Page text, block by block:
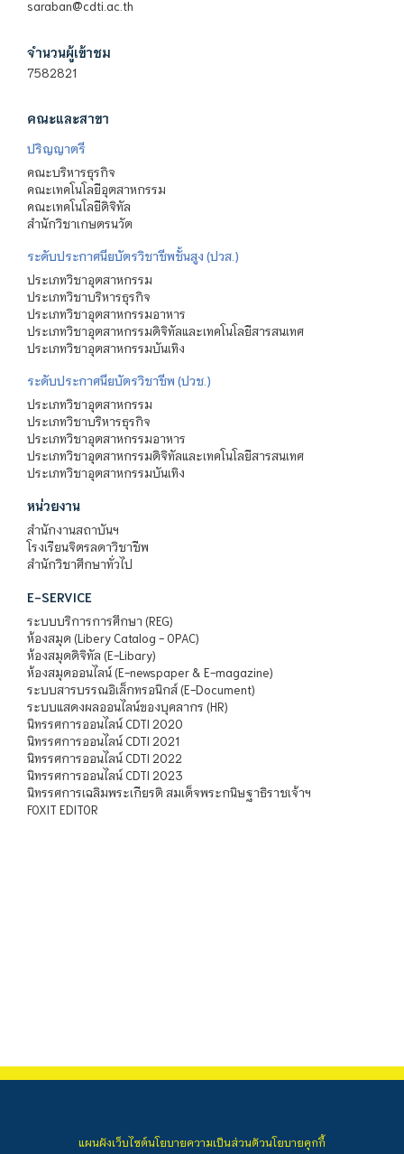
saraban@cdti.ac.th
จำนวนผู้เข้าชม
7582821
คณะและสาขา
ปริญญาตรี
คณะบริหารธุรกิจ
คณะเทคโนโลยีอุตสาหกรรม
คณะเทคโนโลยีดิจิทัล
สำนักวิชาเกษตรนวัต
ระดับประกาศนียบัตรวิชาชีพชั้นสูง (ปวส.)
ประเภทวิชาอุตสาหกรรม
ประเภทวิชาบริหารธุรกิจ
ประเภทวิชาอุตสาหกรรมอาหาร
ประเภทวิชาอุตสาหกรรมดิจิทัลและเทคโนโลยีสารสนเทศ
ประเภทวิชาอุตสาหกรรมบันเทิง
ระดับประกาศนียบัตรวิชาชีพ (ปวช.)
ประเภทวิชาอุตสาหกรรม
ประเภทวิชาบริหารธุรกิจ
ประเภทวิชาอุตสาหกรรมอาหาร
ประเภทวิชาอุตสาหกรรมดิจิทัลและเทคโนโลยีสารสนเทศ
ประเภทวิชาอุตสาหกรรมบันเทิง
หน่วยงาน
สำนักงานสถาบันฯ
โรงเรียนจิตรลดาวิชาชีพ
สำนักวิชาศึกษาทั่วไป
E-SERVICE
ระบบบริการการศึกษา (REG)
ห้องสมุด (Libery Catalog - OPAC)
ห้องสมุดดิจิทัล (E-Libary)
ห้องสมุดออนไลน์ (E-newspaper & E-magazine)
ระบบสารบรรณอิเล็กทรอนิกส์ (E-Document)
ระบบแสดงผลออนไลน์ของบุคลากร (HR)
นิทรรศการออนไลน์ CDTI 2020
นิทรรศการออนไลน์ CDTI 2021
นิทรรศการออนไลน์ CDTI 2022
นิทรรศการออนไลน์ CDTI 2023
นิทรรศการเฉลิมพระเกียรติ สมเด็จพระกนิษฐาธิราชเจ้าฯ
FOXIT EDITOR
แผนผังเว็บไซต์นโยบายความเป็นส่วนตัวนโยบายคุกกี้